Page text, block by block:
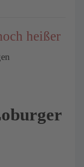
heißer